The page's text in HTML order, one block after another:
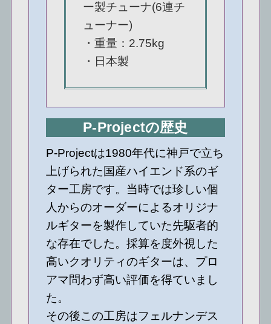
ー製チューナ(6連チ
ューナー)
・重量：2.75kg
・日本製
P-Projectの歴史
P-Projectは1980年代に神戸で立ち
上げられた国産ハイエンド系のギ
ター工房です。当時では珍しい個
人からのオーダーによるオリジナ
ルギターを製作していた先駆者的
な存在でした。採算を度外視した
高いクオリティのギターは、プロ
アマ問わず高い評価を得ていまし
た。
その後この工房はフェルナンデス